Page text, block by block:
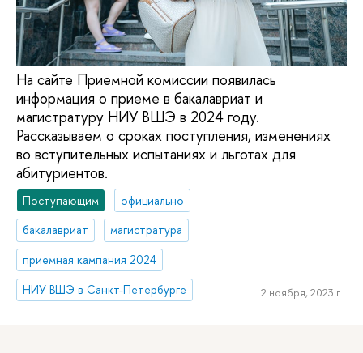
На сайте Приемной комиссии появилась
информация о приеме в бакалавриат и
магистратуру НИУ ВШЭ в 2024 году.
Рассказываем о сроках поступления, изменениях
во вступительных испытаниях и льготах для
абитуриентов.
Поступающим
официально
бакалавриат
магистратура
приемная кампания 2024
НИУ ВШЭ в Санкт-Петербурге
2 ноября, 2023 г.